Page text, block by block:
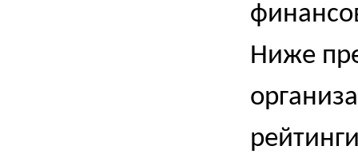
Ниже